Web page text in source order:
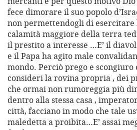
fece dimorare il suo popolo
non permettendogli di
calamità maggiore della terra
il prestito a interesse …E’ il
e il Papa ha agito male
mondo. Perciò prego e scongiuro
consideri la rovina propria , dei
che ormai non rumoreggia più
dentro alla stessa casa ,
città, facciano in modo che tale
maledetta a proibita…E’ assai